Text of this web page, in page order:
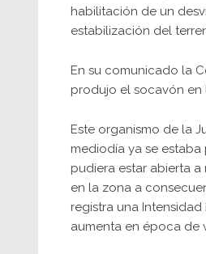
habilitación de un
estabilización del
En su comunicado la
produjo el socavón en
Este organismo de la
mediodía ya se
pudiera estar abierta
en la zona a
registra una
aumenta en época de